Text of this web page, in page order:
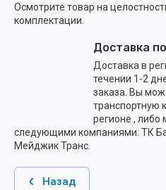
Осмотрите товар на
комплектации.
Доставка
Доставка в
течении 1-2
заказа. Вы
транспортную
регионе , либо
следующими компаниями: ТК
Мейджик Транс.
Назад